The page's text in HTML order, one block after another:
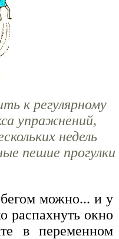
к регулярному
упражнений,
недель
пешие прогулки
бегом можно... и у
распахнуть окно
в переменном